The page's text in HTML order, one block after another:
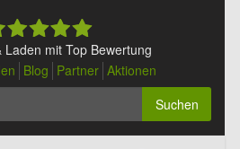
Laden mit Top Bewertung
Blog Partner Aktionen
Suchen